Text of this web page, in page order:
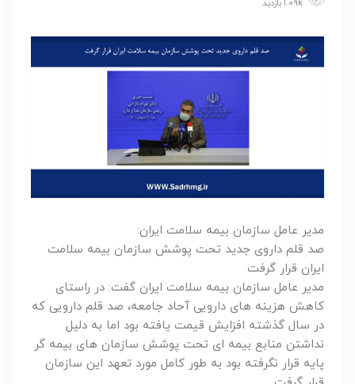
مدیر عامل سازمان بیمه سلامت ایران:
صد قلم داروی جدید تحت پوشش سازمان بیمه سلامت
ایران قرار گرفت
مدیر عامل سازمان بیمه سلامت ایران گفت: در راستای
کاهش هزینه های دارویی آحاد جامعه، صد قلم دارویی که
در سال گذشته افزایش قیمت یافته بود اما به دلیل
نداشتن منابع بیمه ای تحت پوشش سازمان های بیمه گر
پایه قرار نگرفته بود به طور کامل مورد تعهد این سازمان